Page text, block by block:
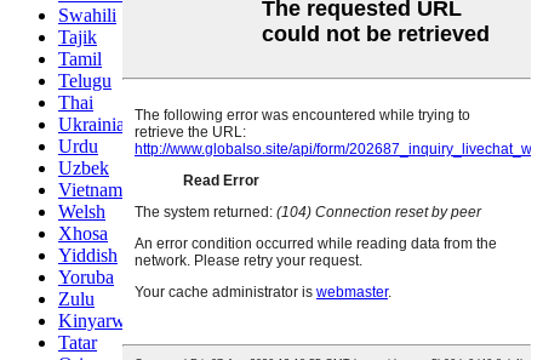
Swahili
Tajik
Tamil
Telugu
Thai
Ukrainian
Urdu
Uzbek
Vietnamese
Welsh
Xhosa
Yiddish
Yoruba
Zulu
Kinyarwanda
Tatar